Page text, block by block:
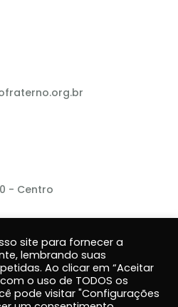
- Centro
site para fornecer a
lembrando suas
Ao clicar em “Aceitar
o uso de TODOS os
pode visitar "Configurações